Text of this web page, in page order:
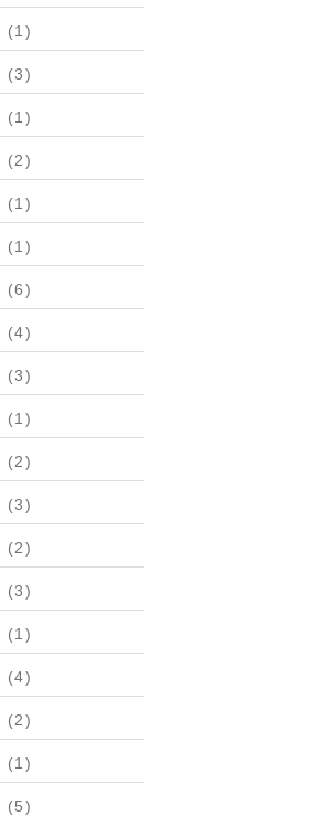
(1)
(3)
(1)
(2)
(1)
(1)
(6)
(4)
(3)
(1)
(2)
(3)
(2)
(3)
(1)
(4)
(2)
(1)
(5)